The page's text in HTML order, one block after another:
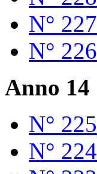
N° 227
N° 226
Anno 14
N° 225
N° 224